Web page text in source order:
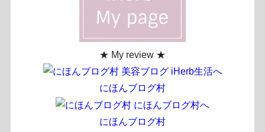
★ My review ★
にほんブログ村
にほんブログ村